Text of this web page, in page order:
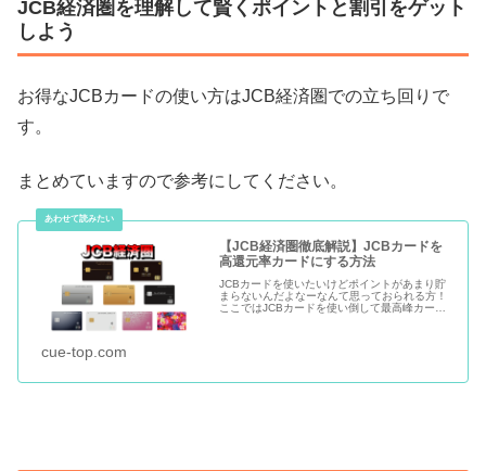
JCB経済圏を理解して賢くポイントと割引をゲット
しよう
お得なJCBカードの使い方はJCB経済圏での立ち回りで
す。
まとめていますので参考にしてください。
【JCB経済圏徹底解説】JCBカードを
高還元率カードにする方法
JCBカードを使いたいけどポイントがあまり貯
まらないんだよなーなんて思っておられる方！
ここではJCBカードを使い倒して最高峰カード
cue-top.com